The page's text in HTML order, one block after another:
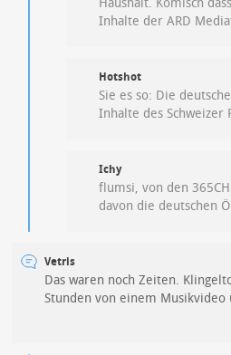
Inhalte der ARD
Hotshot
Sie es so: Die
Inhalte des Schweizer
Ichy
flumsi, von den
davon die deutschen
Vetris
Das waren noch Zeiten.
Stunden von einem